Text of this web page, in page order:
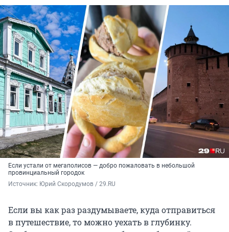
Если устали от мегаполисов — добро пожаловать в небольшой
провинциальный городок
Источник: Юрий Скородумов / 29.RU
Если вы как раз раздумываете, куда отправиться
в путешествие, то можно уехать в глубинку.